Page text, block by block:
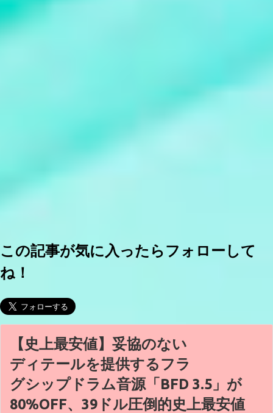
この記事が気に入ったらフォローして
ね！
【史上最安値】妥協のない
ディテールを提供するフラ
グシップドラム音源「BFD 3.5」が
80%OFF、39ドル圧倒的史上最安値